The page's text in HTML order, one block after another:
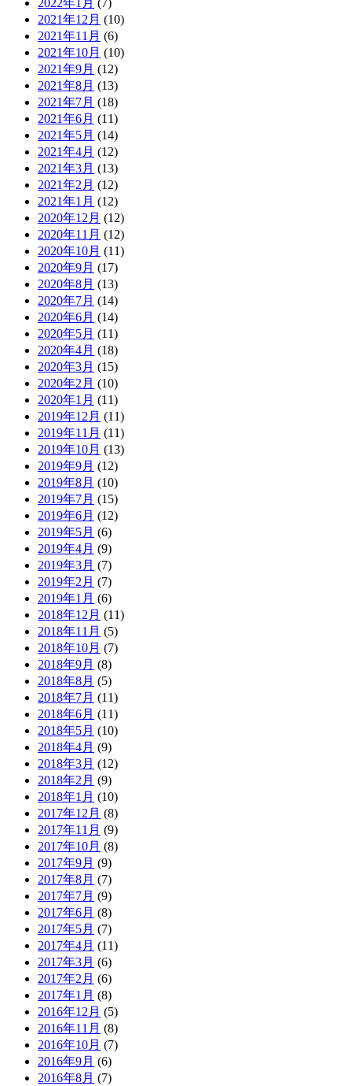
2022年1月 (7)
2021年12月 (10)
2021年11月 (6)
2021年10月 (10)
2021年9月 (12)
2021年8月 (13)
2021年7月 (18)
2021年6月 (11)
2021年5月 (14)
2021年4月 (12)
2021年3月 (13)
2021年2月 (12)
2021年1月 (12)
2020年12月 (12)
2020年11月 (12)
2020年10月 (11)
2020年9月 (17)
2020年8月 (13)
2020年7月 (14)
2020年6月 (14)
2020年5月 (11)
2020年4月 (18)
2020年3月 (15)
2020年2月 (10)
2020年1月 (11)
2019年12月 (11)
2019年11月 (11)
2019年10月 (13)
2019年9月 (12)
2019年8月 (10)
2019年7月 (15)
2019年6月 (12)
2019年5月 (6)
2019年4月 (9)
2019年3月 (7)
2019年2月 (7)
2019年1月 (6)
2018年12月 (11)
2018年11月 (5)
2018年10月 (7)
2018年9月 (8)
2018年8月 (5)
2018年7月 (11)
2018年6月 (11)
2018年5月 (10)
2018年4月 (9)
2018年3月 (12)
2018年2月 (9)
2018年1月 (10)
2017年12月 (8)
2017年11月 (9)
2017年10月 (8)
2017年9月 (9)
2017年8月 (7)
2017年7月 (9)
2017年6月 (8)
2017年5月 (7)
2017年4月 (11)
2017年3月 (6)
2017年2月 (6)
2017年1月 (8)
2016年12月 (5)
2016年11月 (8)
2016年10月 (7)
2016年9月 (6)
2016年8月 (7)